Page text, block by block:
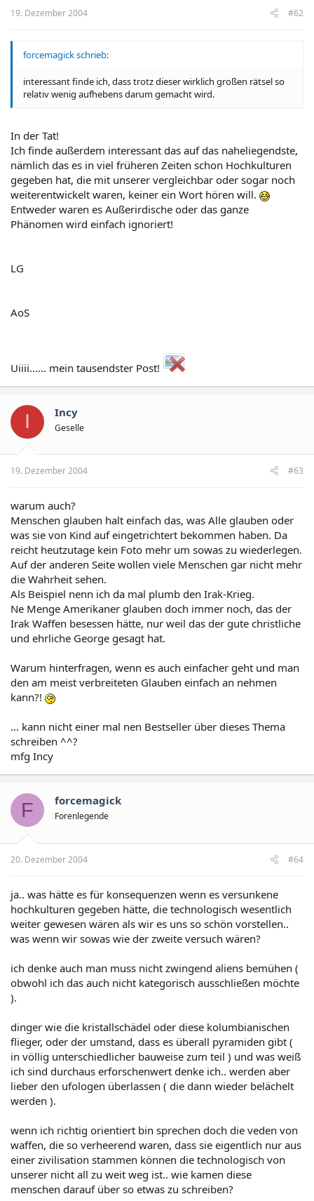
19. Dezember 2004 #62
forcemagick schrieb:
interessant finde ich, dass trotz dieser wirklich großen rätsel so
relativ wenig aufhebens darum gemacht wird.
In der Tat!
Ich finde außerdem interessant das auf das naheliegendste,
nämlich das es in viel früheren Zeiten schon Hochkulturen
gegeben hat, die mit unserer vergleichbar oder sogar noch
weiterentwickelt waren, keiner ein Wort hören will.
Entweder waren es Außerirdische oder das ganze
Phänomen wird einfach ignoriert!
LG
AoS
Uiiii...... mein tausendster Post!
I Incy
Geselle
19. Dezember 2004 #63
warum auch?
Menschen glauben halt einfach das, was Alle glauben oder
was sie von Kind auf eingetrichtert bekommen haben. Da
reicht heutzutage kein Foto mehr um sowas zu wiederlegen.
Auf der anderen Seite wollen viele Menschen gar nicht mehr
die Wahrheit sehen.
Als Beispiel nenn ich da mal plumb den Irak-Krieg.
Ne Menge Amerikaner glauben doch immer noch, das der
Irak Waffen besessen hätte, nur weil das der gute christliche
und ehrliche George gesagt hat.
Warum hinterfragen, wenn es auch einfacher geht und man
den am meist verbreiteten Glauben einfach an nehmen
kann?!
... kann nicht einer mal nen Bestseller über dieses Thema
schreiben ^^?
mfg Incy
F forcemagick
Forenlegende
20. Dezember 2004 #64
ja.. was hätte es für konsequenzen wenn es versunkene
hochkulturen gegeben hätte, die technologisch wesentlich
weiter gewesen wären als wir es uns so schön vorstellen..
was wenn wir sowas wie der zweite versuch wären?
ich denke auch man muss nicht zwingend aliens bemühen (
obwohl ich das auch nicht kategorisch ausschließen möchte
).
dinger wie die kristallschädel oder diese kolumbianischen
flieger, oder der umstand, dass es überall pyramiden gibt (
in völlig unterschiedlicher bauweise zum teil ) und was weiß
ich sind durchaus erforschenwert denke ich.. werden aber
lieber den ufologen überlassen ( die dann wieder belächelt
werden ).
wenn ich richtig orientiert bin sprechen doch die veden von
waffen, die so verheerend waren, dass sie eigentlich nur aus
einer zivilisation stammen können die technologisch von
unserer nicht all zu weit weg ist.. wie kamen diese
menschen darauf über so etwas zu schreiben?